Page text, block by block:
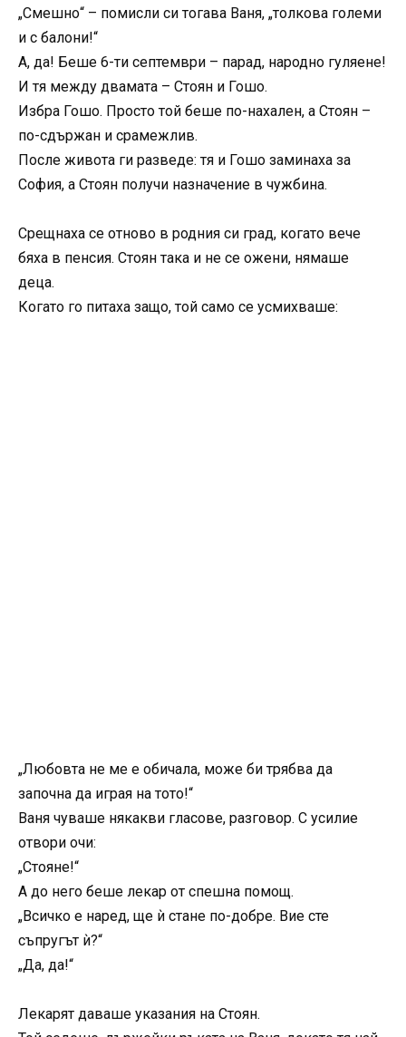
„Смешно“ – помисли си тогава Ваня, „толкова големи
и с балони!“
А, да! Беше 6-ти септември – парад, народно гуляене!
И тя между двамата – Стоян и Гошо.
Избра Гошо. Просто той беше по-нахален, а Стоян –
по-сдържан и срамежлив.
После живота ги разведе: тя и Гошо заминаха за
София, а Стоян получи назначение в чужбина.
Срещнаха се отново в родния си град, когато вече
бяха в пенсия. Стоян така и не се ожени, нямаше
деца.
Когато го питаха защо, той само се усмихваше:
„Любовта не ме е обичала, може би трябва да
започна да играя на тото!“
Ваня чуваше някакви гласове, разговор. С усилие
отвори очи:
„Стояне!“
А до него беше лекар от спешна помощ.
„Всичко е наред, ще ѝ стане по-добре. Вие сте
съпругът ѝ?“
„Да, да!“
Лекарят даваше указания на Стоян.